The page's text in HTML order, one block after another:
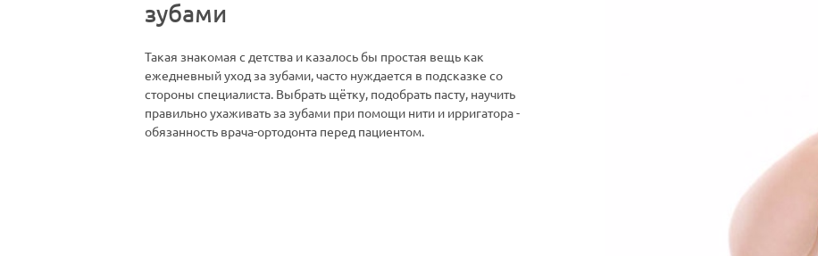
зубами
Такая знакомая с детства и казалось бы простая вещь как
ежедневный уход за зубами, часто нуждается в подсказке со
стороны специалиста. Выбрать щётку, подобрать пасту, научить
правильно ухаживать за зубами при помощи нити и ирригатора -
обязанность врача-ортодонта перед пациентом.